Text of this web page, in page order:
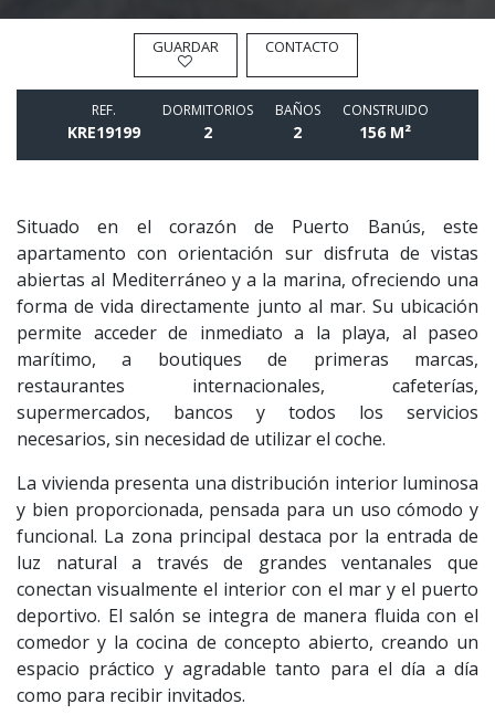
GUARDAR CONTACTO
REF.
KRE19199
DORMITORIOS
2
BAÑOS
2
CONSTRUIDO
156 M²
Situado en el corazón de Puerto Banús, este
apartamento con orientación sur disfruta de vistas
abiertas al Mediterráneo y a la marina, ofreciendo una
forma de vida directamente junto al mar. Su ubicación
permite acceder de inmediato a la playa, al paseo
marítimo, a boutiques de primeras marcas,
restaurantes internacionales, cafeterías,
supermercados, bancos y todos los servicios
necesarios, sin necesidad de utilizar el coche.
La vivienda presenta una distribución interior luminosa
y bien proporcionada, pensada para un uso cómodo y
funcional. La zona principal destaca por la entrada de
luz natural a través de grandes ventanales que
conectan visualmente el interior con el mar y el puerto
deportivo. El salón se integra de manera fluida con el
comedor y la cocina de concepto abierto, creando un
espacio práctico y agradable tanto para el día a día
como para recibir invitados.